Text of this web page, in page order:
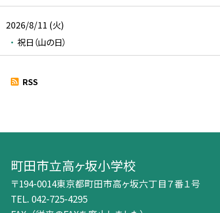
2026/8/11 (火)
祝日（山の日）
RSS
町田市立高ヶ坂小学校
〒194-0014東京都町田市高ヶ坂六丁目７番１号
TEL. 042-725-4295